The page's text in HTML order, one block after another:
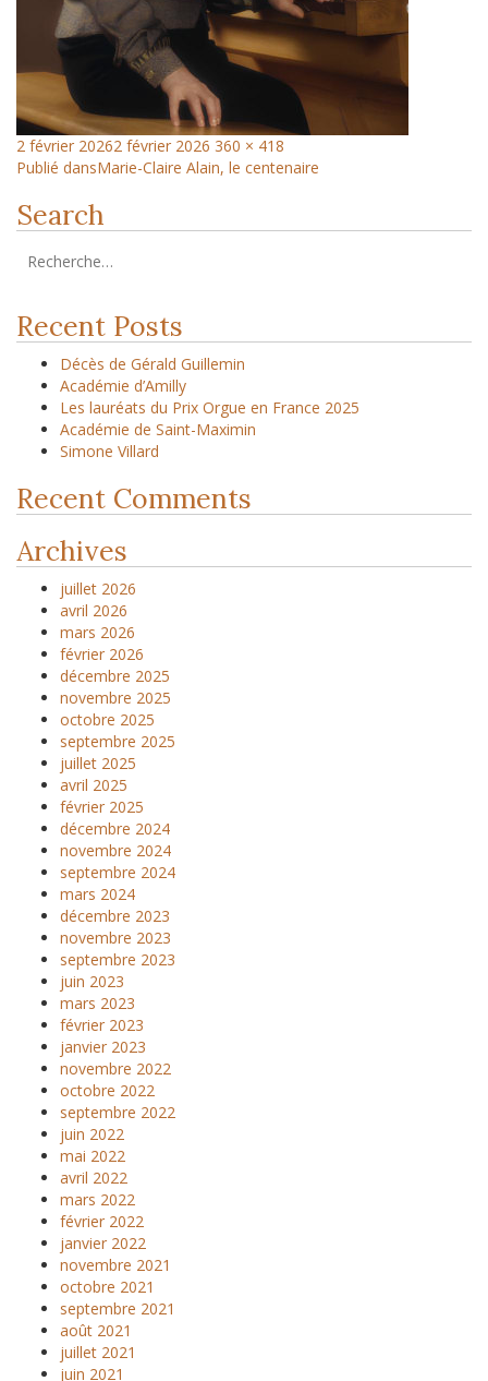
2 février 20262 février 2026 360 × 418
Publié dansMarie-Claire Alain, le centenaire
Search
Recent Posts
Décès de Gérald Guillemin
Académie d’Amilly
Les lauréats du Prix Orgue en France 2025
Académie de Saint-Maximin
Simone Villard
Recent Comments
Archives
juillet 2026
avril 2026
mars 2026
février 2026
décembre 2025
novembre 2025
octobre 2025
septembre 2025
juillet 2025
avril 2025
février 2025
décembre 2024
novembre 2024
septembre 2024
mars 2024
décembre 2023
novembre 2023
septembre 2023
juin 2023
mars 2023
février 2023
janvier 2023
novembre 2022
octobre 2022
septembre 2022
juin 2022
mai 2022
avril 2022
mars 2022
février 2022
janvier 2022
novembre 2021
octobre 2021
septembre 2021
août 2021
juillet 2021
juin 2021